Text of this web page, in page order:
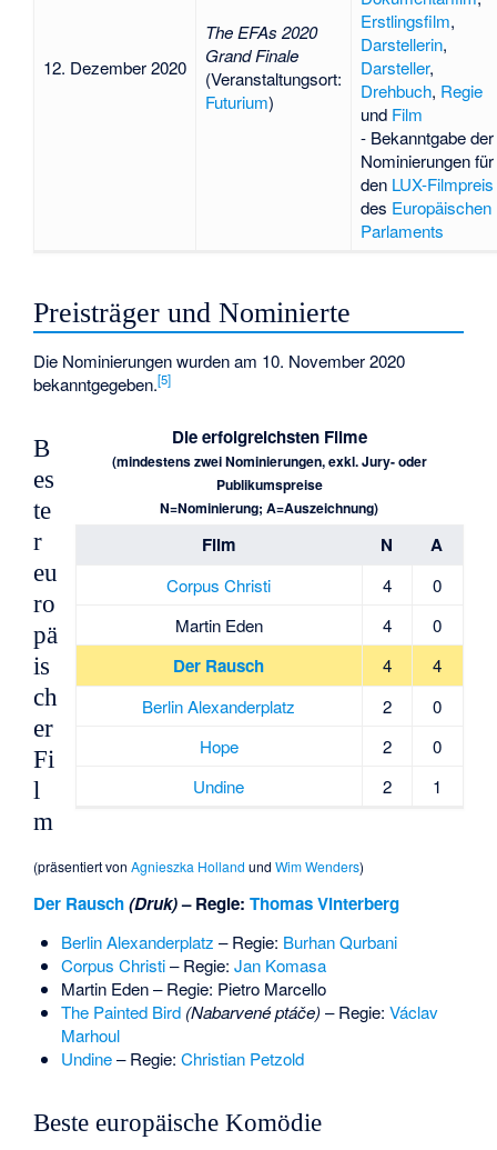
12. Dezember 2020
The EFAs 2020
Grand Finale
(Veranstaltungsort:
Futurium)
Erstlingsfilm,
Darstellerin,
Darsteller,
Drehbuch, Regie
und Film
- Bekanntgabe der
Nominierungen für
den LUX-Filmpreis
des Europäischen
Parlaments
Preisträger und Nominierte
Die Nominierungen wurden am 10. November 2020
bekanntgegeben.[5]
Die erfolgreichsten Filme
(mindestens zwei Nominierungen, exkl. Jury- oder
Publikumspreise
N=Nominierung; A=Auszeichnung)
Film N A
Corpus Christi 4
0
Martin Eden
4 0
Der Rausch 4
4
Berlin Alexanderplatz
2
0
Hope
2
0
Undine
2 1
B
es
te
r
eu
ro
pä
is
ch
er
Fi
l
m
(präsentiert vonAgnieszka Holland undWim Wenders)
Der Rausch(Druk)– Regie:Thomas Vinterberg
Berlin Alexanderplatz – Regie: Burhan Qurbani
Corpus Christi– Regie: Jan Komasa
Martin Eden– Regie: Pietro Marcello
The Painted Bird (Nabarvené ptáče)– Regie: Václav
Marhoul
Undine– Regie: Christian Petzold
Beste europäische Komödie